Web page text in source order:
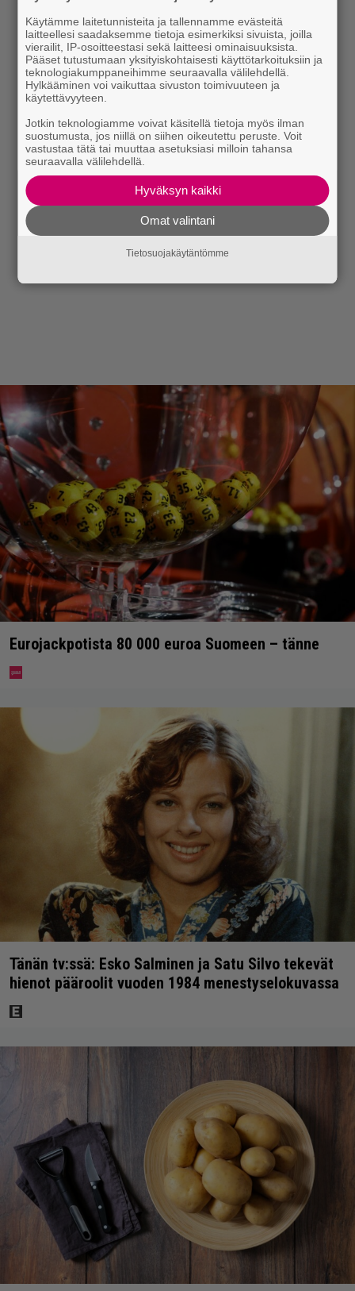
Eurojackpotista 80 000 euroa Suomeen – tänne
Tänän tv:ssä: Esko Salminen ja Satu Silvo tekevät
hienot pääroolit vuoden 1984 menestyselokuvassa
Käytämme laitetunnisteita ja tallennamme evästeitä
laitteellesi saadaksemme tietoja esimerkiksi sivuista, joilla
vierailit, IP-osoitteestasi sekä laitteesi ominaisuuksista.
Pääset tutustumaan yksityiskohtaisesti käyttötarkoituksiin ja
teknologiakumppaneihimme seuraavalla välilehdellä.
Hylkääminen voi vaikuttaa sivuston toimivuuteen ja
käytettävyyteen.
Jotkin teknologiamme voivat käsitellä tietoja myös ilman
suostumusta, jos niillä on siihen oikeutettu peruste. Voit
vastustaa tätä tai muuttaa asetuksiasi milloin tahansa
seuraavalla välilehdellä.
Hyväksyn kaikki
Omat valintani
Tietosuojakäytäntömme